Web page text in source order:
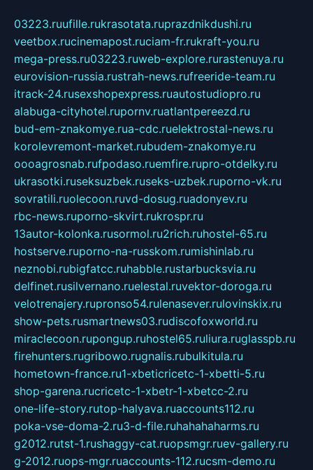
03223.ruufille.rukrasotata.ruprazdnikdushi.ru
veetbox.rucinemapost.ruciam-fr.rukraft-you.ru
mega-press.ru03223.ruweb-explore.rurastenuya.ru
eurovision-russia.rustrah-news.rufreeride-team.ru
itrack-24.rusexshopexpress.ruautostudiopro.ru
alabuga-cityhotel.rupornv.ruatlantpereezd.ru
bud-em-znakomye.rua-cdc.ruelektrostal-news.ru
korolevremont-market.rubudem-znakomye.ru
oooagrosnab.rufpodaso.ruemfire.rupro-otdelky.ru
ukrasotki.ruseksuzbek.ruseks-uzbek.ruporno-vk.ru
sovratili.ruolecoon.ruvd-dosug.ruadonyev.ru
rbc-news.ruporno-skvirt.rukrospr.ru
13autor-kolonka.rusormol.ru2rich.ruhostel-65.ru
hostserve.ruporno-na-russkom.rumishinlab.ru
neznobi.rubigfatcc.ruhabble.rustarbucksvia.ru
delfinet.rusilvernano.ruelestal.ruvektor-doroga.ru
velotrenajery.rupronso54.rulenasever.rulovinskix.ru
show-pets.rusmartnews03.rudiscofoxworld.ru
miraclecoon.rupongup.ruhostel65.ruliura.ruglasspb.ru
firehunters.rugribowo.rugnalis.rubulkitula.ru
hometown-france.ru1-xbeticricetc-1-xbetti-5.ru
shop-garena.rucricetc-1-xbetr-1-xbetcc-2.ru
one-life-story.rutop-halyava.ruaccounts112.ru
poka-vse-doma-2.ru3-d-file.ruhahahaharms.ru
g2012.rutst-1.rushaggy-cat.ruopsmgr.ruev-gallery.ru
g-2012.ruops-mgr.ruaccounts-112.rucsm-demo.ru